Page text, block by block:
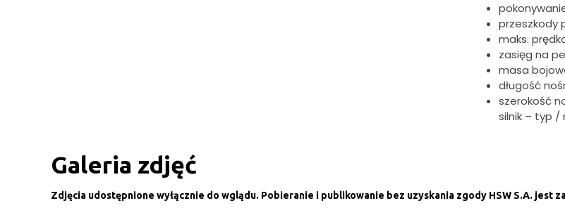
przeszkody
maks.
zasięg na
masa
długość
szerokość
silnik – typ /
Galeria zdjęć
Zdjęcia udostępnione wyłącznie do wglądu. Pobieranie i publikowanie bez uzyskania zgody HSW S.A. jest